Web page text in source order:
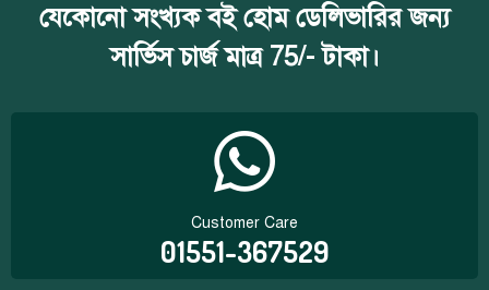
যেকোনো সংখ্যক বই হোম ডেলিভারির জন্য
সার্ভিস চার্জ মাত্র 75/- টাকা।
Customer Care
01551-367529